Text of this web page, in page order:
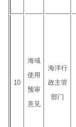
10
海域
使用
预审
意见
海洋行
政主管
部门